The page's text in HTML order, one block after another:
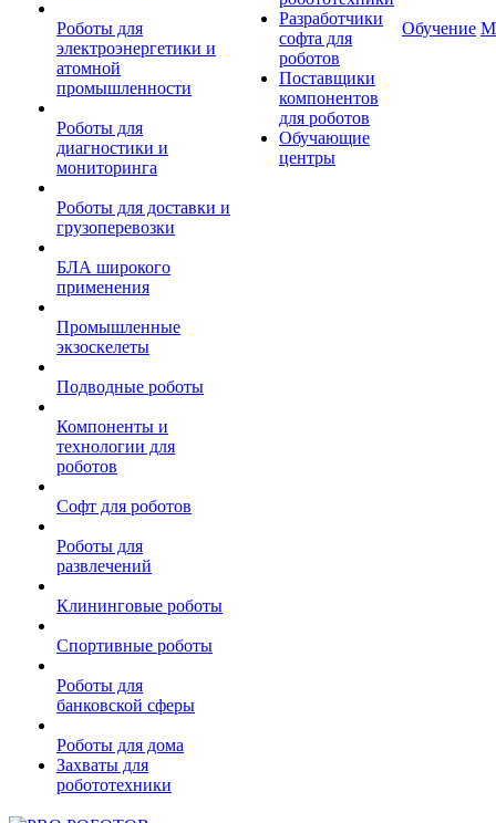
Роботы для
электроэнергетики и
атомной
промышленности
Роботы для
диагностики и
мониторинга
Роботы для доставки и
грузоперевозки
БЛА широкого
применения
Промышленные
экзоскелеты
Подводные роботы
Компоненты и
технологии для
роботов
Софт для роботов
Роботы для
развлечений
Клининговые роботы
Спортивные роботы
Роботы для
банковской сферы
Роботы для дома
Захваты для
робототехники
Разработчики
софта для
роботов
Поставщики
компонентов
для роботов
Обучающие
центры
Обучение